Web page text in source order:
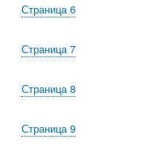
Страница6
Страница7
Страница8
Страница9